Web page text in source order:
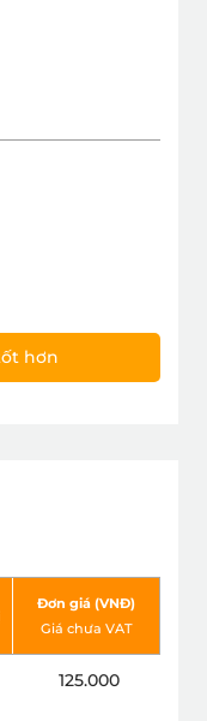
hơn
Đơn giá (VNÐ)
Giá chưa VAT
125.000